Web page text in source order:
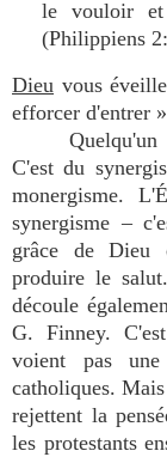
le vouloir
(Philippiens
Dieu vous
efforcer d'entrer
C'est du
monergisme.
synergisme –
grâce de Dieu
produire le
découle
G. Finney.
voient pas
catholiques.
rejettent la
les protestants